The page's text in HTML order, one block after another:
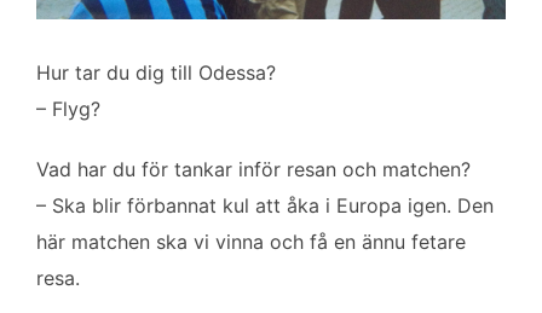
Hur tar du dig till Odessa?
– Flyg?
Vad har du för tankar inför resan och matchen?
– Ska blir förbannat kul att åka i Europa igen. Den
här matchen ska vi vinna och få en ännu fetare
resa.